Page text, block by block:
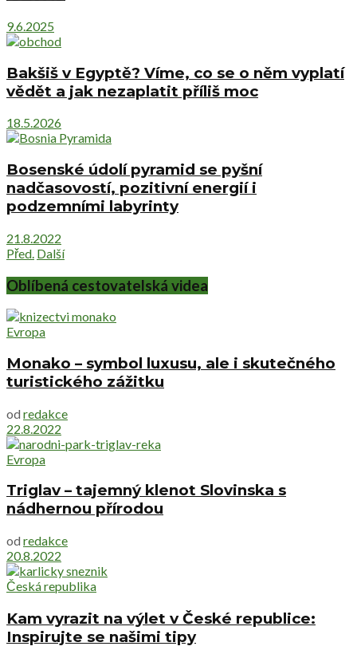
9.6.2025
Bakšiš v Egyptě? Víme, co se o něm vyplatí
vědět a jak nezaplatit příliš moc
18.5.2026
Bosenské údolí pyramid se pyšní
nadčasovostí, pozitivní energií i
podzemními labyrinty
21.8.2022
Před. Další
Oblíbená cestovatelská videa
Evropa
Monako – symbol luxusu, ale i skutečného
turistického zážitku
od redakce
22.8.2022
Evropa
Triglav – tajemný klenot Slovinska s
nádhernou přírodou
od redakce
20.8.2022
Česká republika
Kam vyrazit na výlet v České republice:
Inspirujte se našimi tipy